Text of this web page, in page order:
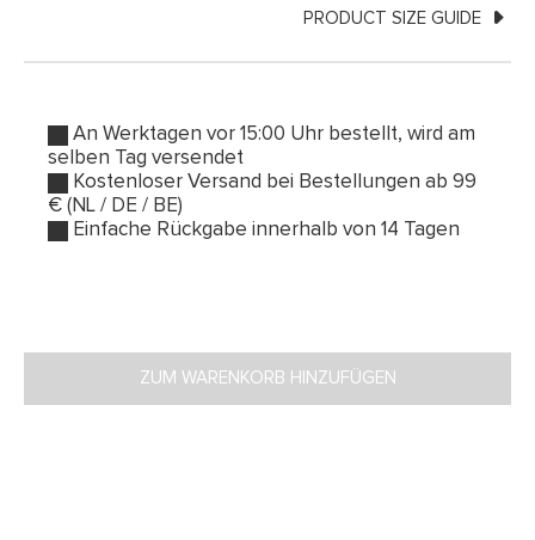
PRODUCT SIZE GUIDE
An Werktagen vor 15:00 Uhr bestellt, wird am
selben Tag versendet
Kostenloser Versand bei Bestellungen ab 99
€ (NL / DE / BE)
Einfache Rückgabe innerhalb von 14 Tagen
ZUM WARENKORB HINZUFÜGEN